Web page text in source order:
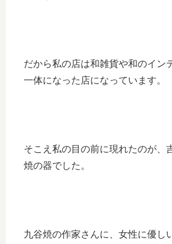
だから私の店は和雑貨や和のイン
一体になった店になっています。
そこえ私の目の前に現れたのが、
焼の器でした。
九谷焼の作家さんに、女性に優し